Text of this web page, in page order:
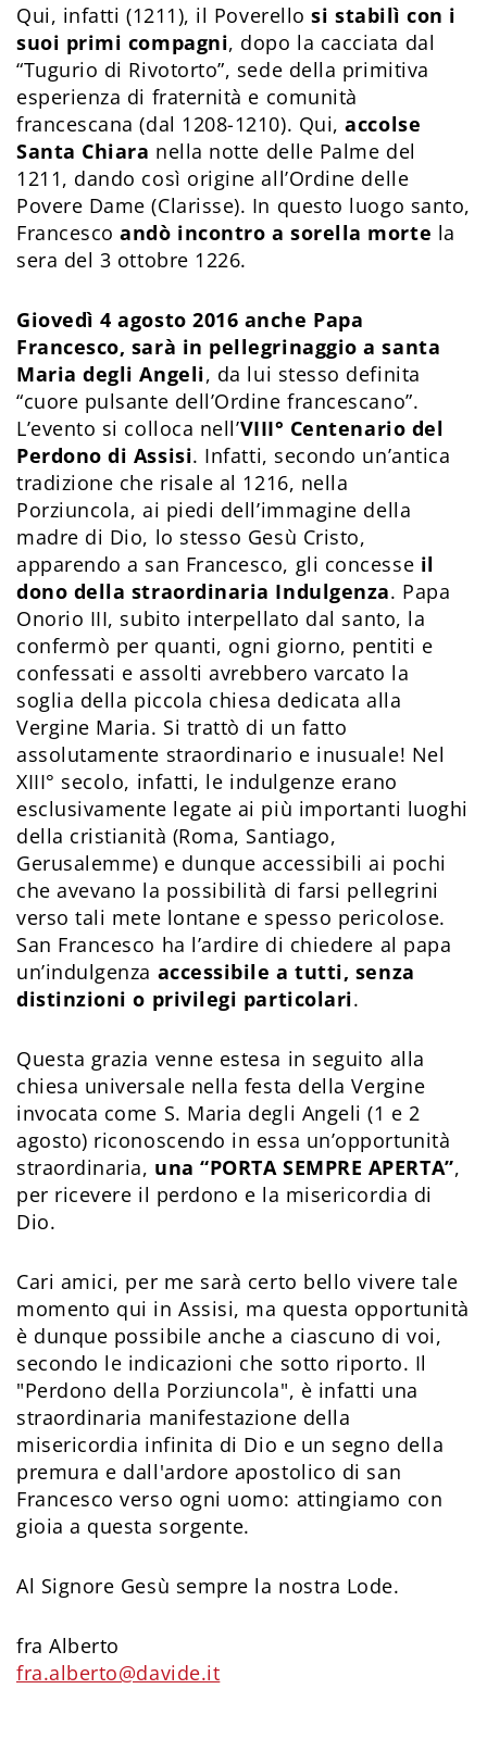
Qui, infatti (1211), il Poverellosi stabilì con i
suoi primi compagni, dopo la cacciata dal
“Tugurio di Rivotorto”, sede della primitiva
esperienza di fraternità e comunità
francescana (dal 1208-1210). Qui,accolse
Santa Chiara nella notte delle Palme del
1211, dando così origine all’Ordine delle
Povere Dame (Clarisse). In questo luogo santo,
Francescoandò incontro a sorella morte la
sera del 3 ottobre 1226.
Giovedì 4 agosto 2016 anche Papa
Francesco, sarà in pellegrinaggio a santa
Maria degli Angeli, da lui stesso definita
“cuore pulsante dell’Ordine francescano”.
L’evento si colloca nell’VIII° Centenario del
Perdono di Assisi. Infatti, secondo un’antica
tradizione che risale al 1216, nella
Porziuncola, ai piedi dell’immagine della
madre di Dio, lo stesso Gesù Cristo,
apparendo a san Francesco, gli concesse il
dono della straordinaria Indulgenza. Papa
Onorio III, subito interpellato dal santo, la
confermò per quanti, ogni giorno, pentiti e
confessati e assolti avrebbero varcato la
soglia della piccola chiesa dedicata alla
Vergine Maria. Si trattò di un fatto
assolutamente straordinario e inusuale! Nel
XIII° secolo, infatti, le indulgenze erano
esclusivamente legate ai più importanti luoghi
della cristianità (Roma, Santiago,
Gerusalemme) e dunque accessibili ai pochi
che avevano la possibilità di farsi pellegrini
verso tali mete lontane e spesso pericolose.
San Francesco ha l’ardire di chiedere al papa
un’indulgenza accessibile a tutti, senza
distinzioni o privilegi particolari.
Questa grazia venne estesa in seguito alla
chiesa universale nella festa della Vergine
invocata come S. Maria degli Angeli (1 e 2
agosto) riconoscendo in essa un’opportunità
straordinaria, una “PORTA SEMPRE APERTA”,
per ricevere il perdono e la misericordia di
Dio.
Cari amici, per me sarà certo bello vivere tale
momento qui in Assisi, ma questa opportunità
è dunque possibile anche a ciascuno di voi,
secondo le indicazioni che sotto riporto. Il
"Perdono della Porziuncola", è infatti una
straordinaria manifestazione della
misericordia infinita di Dio e un segno della
premura e dall'ardore apostolico di san
Francesco verso ogni uomo: attingiamo con
gioia a questa sorgente.
Al Signore Gesù sempre la nostra Lode.
fra Alberto
fra.alberto@davide.it